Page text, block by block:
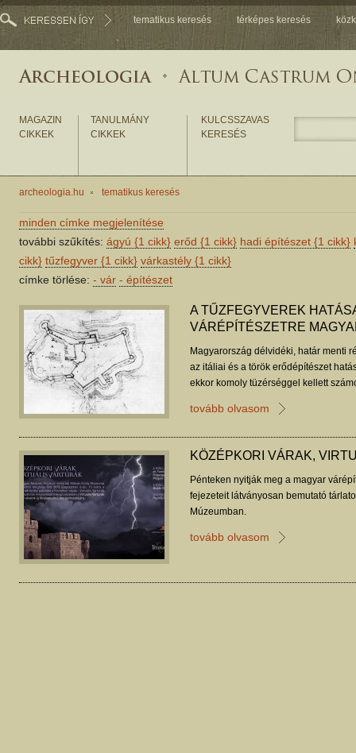
tematikus keresés térképes keresés
MAGAZIN
CIKKEK
TANULMÁNY
CIKKEK
KULCSSZAVAS
KERESÉS
archeologia.hu tematikus keresés
minden címke megjelenítése
további szűkítés: ágyú {1 cikk} erőd {1 cikk} hadi építészet {1 cikk}
cikk} tűzfegyver {1 cikk} várkastély {1 cikk}
címke törlése: - vár - építészet
A TŰZFEGYVEREK
VÁRÉPÍTÉSZETRE
Magyarország délvidéki, határ menti
az itáliai és a török erődépítészet
ekkor komoly tüzérséggel kellett
tovább olvasom
KÖZÉPKORI VÁRAK,
Pénteken nyitják meg a magyar
fejezeteit látványosan bemutató
Múzeumban.
tovább olvasom